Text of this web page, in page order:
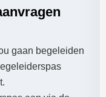
gaan begeleiden